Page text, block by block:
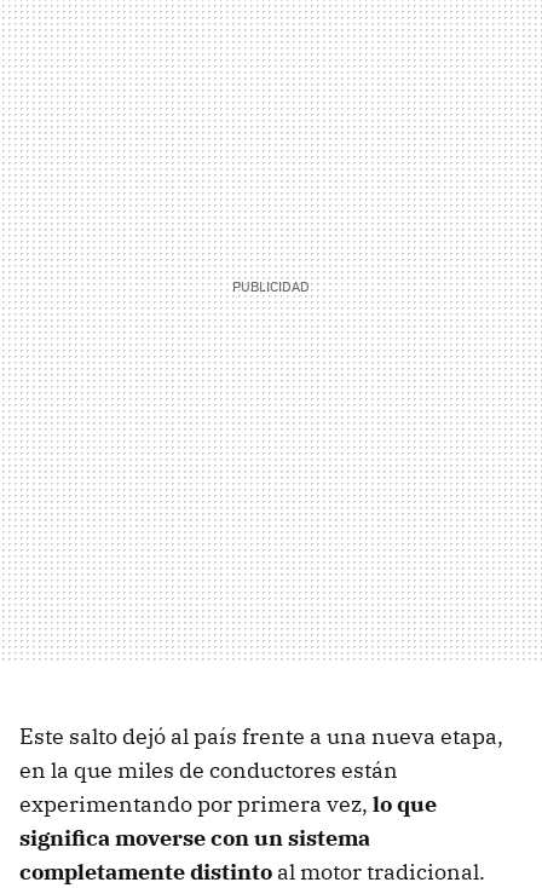
Este salto dejó al país frente a una nueva etapa,
en la que miles de conductores están
experimentando por primera vez, lo que
significa moverse con un sistema
completamente distinto al motor tradicional.